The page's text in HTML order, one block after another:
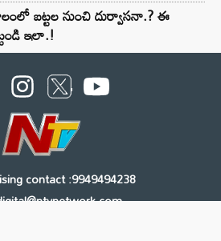
బట్టల నుంచి దుర్వాసనా.? ఈ
ఇలా.!
contact :9949494238